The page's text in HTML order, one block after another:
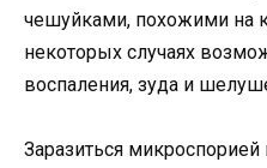
чешуйками, похожими на
некоторых случаях
воспаления, зуда и
Заразиться